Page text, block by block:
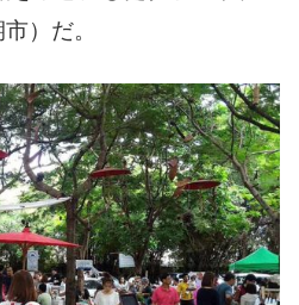
）だ。